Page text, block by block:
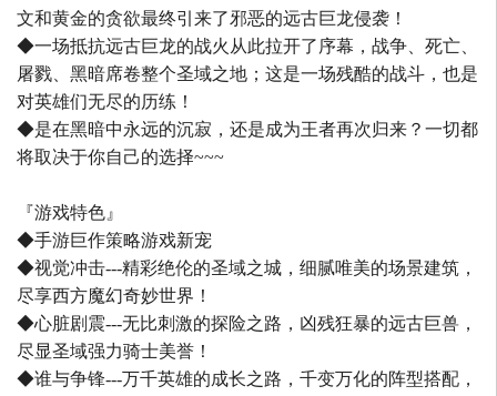
文和黄金的贪欲最终引来了邪恶的远古巨龙侵袭！
◆一场抵抗远古巨龙的战火从此拉开了序幕，战争、死亡、
屠戮、黑暗席卷整个圣域之地；这是一场残酷的战斗，也是
对英雄们无尽的历练！
◆是在黑暗中永远的沉寂，还是成为王者再次归来？一切都
将取决于你自己的选择~~~
『游戏特色』
◆手游巨作策略游戏新宠
◆视觉冲击---精彩绝伦的圣域之城，细腻唯美的场景建筑，
尽享西方魔幻奇妙世界！
◆心脏剧震---无比刺激的探险之路，凶残狂暴的远古巨兽，
尽显圣域强力骑士美誉！
◆谁与争锋---万千英雄的成长之路，千变万化的阵型搭配，